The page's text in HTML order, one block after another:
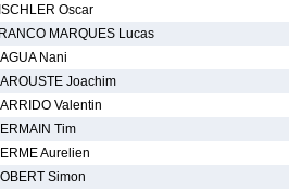
Oscar
MARQUES Lucas
Nani
Joachim
Valentin
Tim
Aurelien
Simon